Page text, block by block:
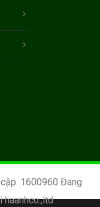
1600960 Đang
haanhco.,ltd